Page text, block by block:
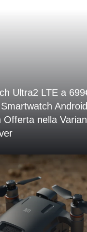
Ultra2 LTE a
Offerta nella